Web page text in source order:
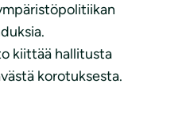
kiittää hallitusta
korotuksesta.